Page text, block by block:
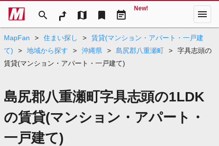
search map bookmark event_note
New! menu
MapFan > 住まい探し >
賃貸(マンション・アパート・一戸建
て)
> 地域から探す > 沖縄県 > 島尻郡八重瀬町 >
字具志頭の
賃貸(マンション・アパート・一戸建て)
島尻郡八重瀬町字具志頭の1LDK
の賃貸(マンション・アパート・
一戸建て)